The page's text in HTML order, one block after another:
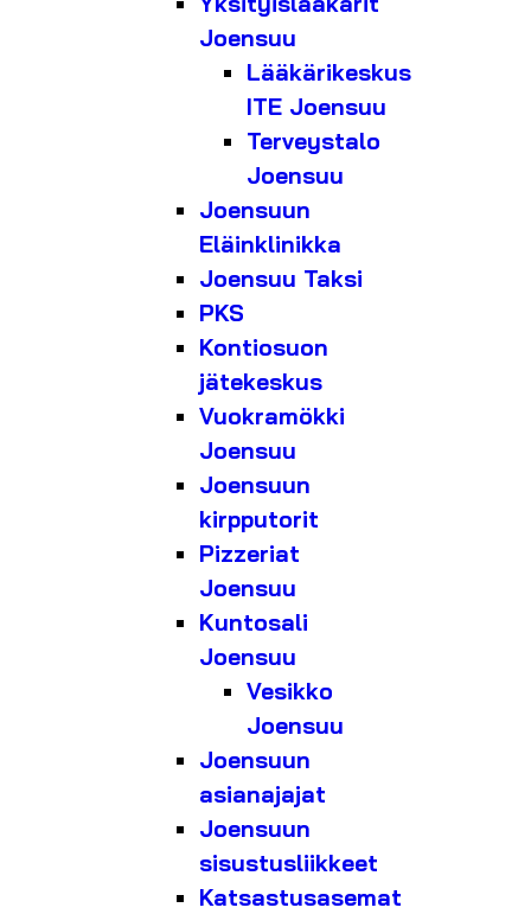
Joensuu
Lääkärikeskus
ITE Joensuu
Terveystalo
Joensuu
Joensuun
Eläinklinikka
Joensuu Taksi
PKS
Kontiosuon
jätekeskus
Vuokramökki
Joensuu
Joensuun
kirpputorit
Pizzeriat
Joensuu
Kuntosali
Joensuu
Vesikko
Joensuu
Joensuun
asianajajat
Joensuun
sisustusliikkeet
Katsastusasemat